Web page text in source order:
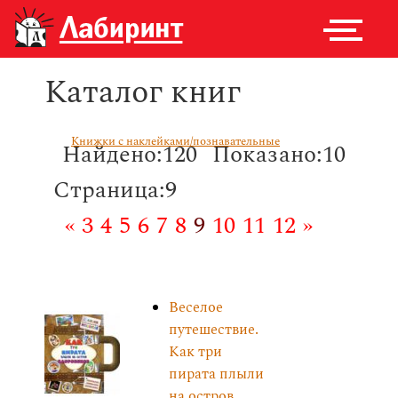
Каталог книг
Книжки с наклейками/познавательные
Найдено:120 Показано:10
Страница:9
« 3 4 5 6 7 8 9 10 11 12 »
Веселое
путешествие.
Как три
пирата плыли